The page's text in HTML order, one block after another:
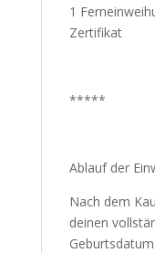
1
Zertifikat
*****
Ablauf der
Nach dem
deinen